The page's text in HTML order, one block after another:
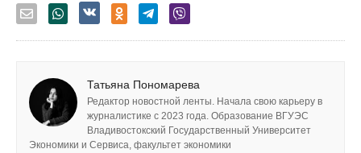
Татьяна Пономарева
Редактор новостной ленты. Начала свою карьеру в
журналистике с 2023 года. Образование ВГУЭС
Владивостокский Государственный Университет
Экономики и Сервиса, факультет экономики